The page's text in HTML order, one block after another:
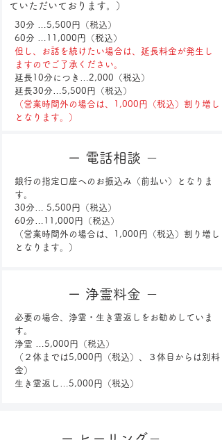
ていただいております。）
30分 …5,500円（税込）
60分 …11,000円（税込）
但し、お話を続けたい場合は、延長料金が発生し
ますのでご了承ください。
延長10分につき…2,000（税込）
延長30分…5,500円（税込）
（営業時間外の場合は、1,000円（税込）割り増し
となります。）
​ー 電話相談 －
銀行の指定口座へのお振込み（前払い）となりま
す。
30分… 5,500円（税込）
60分…11,000円（税込）
（営業時間外の場合は、1,000円（税込）割り増し
となります。）
ー 浄霊料金 －
必要の場合、浄霊・生き霊返しをお勧めしていま
す。
浄霊 …5,000円（税込）
（２体までは5,000円（税込）、３体目からは別料
金）
生き霊返し…5,000円（税込）